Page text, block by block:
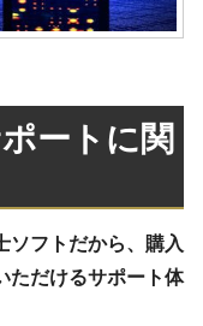
ートに関
ソフトだから、購入
ただけるサポート体